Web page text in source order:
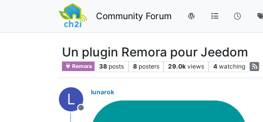
Community Forum
Un plugin Remora pour Jeedom
Remora 38 posts 8 posters 29.0k views 4 watching
L
Offline
lunarok